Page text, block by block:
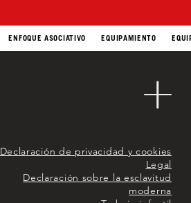
ENFOQUE ASOCIATIVO EQUIPAMIENTO
Declaración de privacidad y cookies
Legal
Declaración sobre la esclavitud
moderna